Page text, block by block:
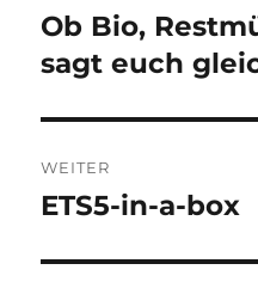
Vorheriger
Beitrag:
Ob Bio,
sagt euch
WEITER
Nächster
ETS5-in-a-box